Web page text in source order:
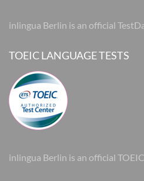
inlingua Berlin is an official
TOEIC LANGUAGE TESTS
inlingua Berlin is an official